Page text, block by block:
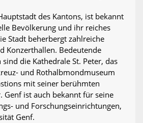
des Kantons, ist bekannt
Bevölkerung und ihr reiches
Stadt beherbergt zahlreiche
Konzerthallen. Bedeutende
die Kathedrale St. Peter, das
und Rothalbmondmuseum
mit seiner berühmten
Genf ist auch bekannt für seine
und Forschungseinrichtungen,
Genf.